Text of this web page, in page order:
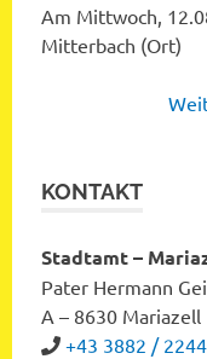
Am Mittwoch,
Mitterbach (Ort)
KONTAKT
Stadtamt –
Pater Hermann
A – 8630 Mariazell
+43 3882 / 2244